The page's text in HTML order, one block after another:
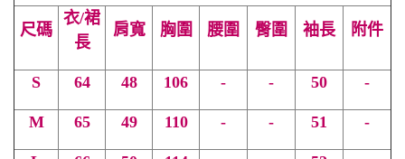
尺碼
衣/裙
長
肩寬 胸圍 腰圍 臀圍 袖長 附件
S 64 48 106 - - 50 -
M 65 49 110 - - 51 -